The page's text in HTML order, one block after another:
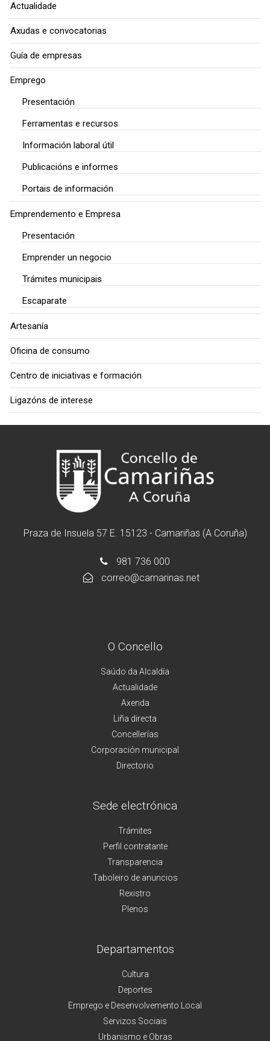
Actualidade
Axudas e convocatorias
Guía de empresas
Emprego
Presentación
Ferramentas e recursos
Información laboral útil
Publicacións e informes
Portais de información
Emprendemento e Empresa
Presentación
Emprender un negocio
Trámites municipais
Escaparate
Artesanía
Oficina de consumo
Centro de iniciativas e formación
Ligazóns de interese
Praza de Insuela 57 E. 15123 - Camariñas (A Coruña)
981 736 000
correo@camarinas.net
O Concello
Saúdo da Alcaldía
Actualidade
Axenda
Liña directa
Concellerías
Corporación municipal
Directorio
Sede electrónica
Trámites
Perfil contratante
Transparencia
Taboleiro de anuncios
Rexistro
Plenos
Departamentos
Cultura
Deportes
Emprego e Desenvolvemento Local
Servizos Sociais
Urbanismo e Obras